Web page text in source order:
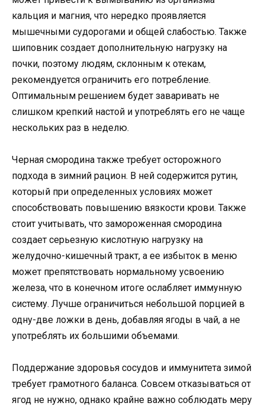
кальция и магния, что нередко проявляется
мышечными судорогами и общей слабостью. Также
шиповник создает дополнительную нагрузку на
почки, поэтому людям, склонным к отекам,
рекомендуется ограничить его потребление.
Оптимальным решением будет заваривать не
слишком крепкий настой и употреблять его не чаще
нескольких раз в неделю.
Черная смородина также требует осторожного
подхода в зимний рацион. В ней содержится рутин,
который при определенных условиях может
способствовать повышению вязкости крови. Также
стоит учитывать, что замороженная смородина
создает серьезную кислотную нагрузку на
желудочно-кишечный тракт, а ее избыток в меню
может препятствовать нормальному усвоению
железа, что в конечном итоге ослабляет иммунную
систему. Лучше ограничиться небольшой порцией в
одну-две ложки в день, добавляя ягоды в чай, а не
употреблять их большими объемами.
Поддержание здоровья сосудов и иммунитета зимой
требует грамотного баланса. Совсем отказываться от
ягод не нужно, однако крайне важно соблюдать меру